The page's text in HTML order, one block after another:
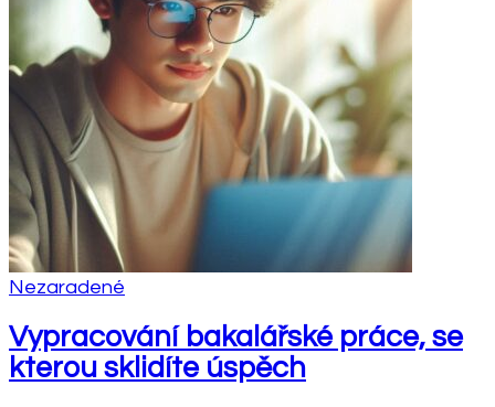
Nezaradené
Vypracování bakalářské práce, se
kterou sklidíte úspěch